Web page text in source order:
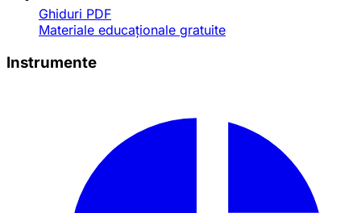
Ghiduri PDF
Materiale educaționale gratuite
Instrumente